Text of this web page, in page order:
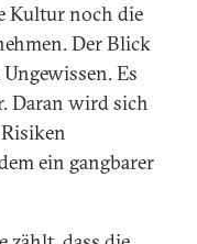
Kultur noch die
Der Blick
Es
Daran wird sich
ein gangbarer